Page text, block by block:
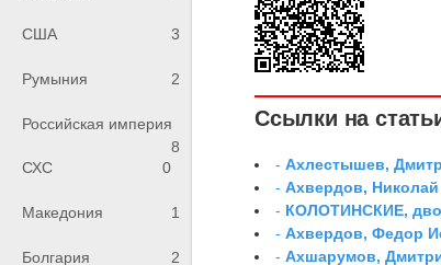
США 3
Румыния 2
Российская империя
8
СХС
0
Македония 1
Болгария 2
Ссылки на
-Ахлестышев,
-Ахвердов, Николай
- КОЛОТИНСКИЕ,
-Ахвердов, Федор
-Ахшарумов,